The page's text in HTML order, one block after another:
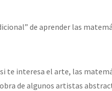
de aprender las
te interesa el arte, las
de algunos artistas